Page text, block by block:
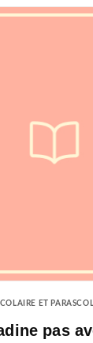
ET
pas